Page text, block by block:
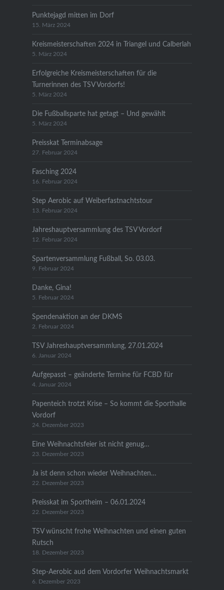
Punktejagd mitten im Dorf
15. März 2024
Kreismeisterschaften 2024 in Triangel und Calberlah
5. März 2024
Erfolgreiche Kreismeisterschaften für die
Turnerinnen des TSV Vordorfs!
5. März 2024
Die Fußballsparte hat getagt – Und gewählt
5. März 2024
Preisskat Terminabsage
27. Februar 2024
Fasching 2024
16. Februar 2024
Step Aerobic auf Weiberfastnachtstour
13. Februar 2024
Jahreshauptversammlung des TSV Vordorf
12. Februar 2024
Spartenversammlung Fußball, So. 03.03.
9. Februar 2024
Danke, Gina!
5. Februar 2024
Spendenaktion an der DKMS
2. Februar 2024
TSV Jahreshauptversammlung, 27.01.2024
6. Januar 2024
Aufgepasst – geänderte Termine für FCBD für
4. Januar 2024
Papenteich trotzt Krise – So kommt die Sporthalle
Vordorf
24. Dezember 2023
Eine Weihnachtsfeier ist nicht genug…
23. Dezember 2023
Ja ist denn schon wieder Weihnachten…
22. Dezember 2023
Preisskat im Sportheim – 06.01.2024
22. Dezember 2023
TSV wünscht frohe Weihnachten und einen guten
Rutsch
18. Dezember 2023
Step-Aerobic aud dem Vordorfer Weihnachtsmarkt
6. Dezember 2023